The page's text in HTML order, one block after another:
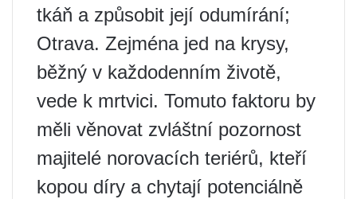
tkáň a způsobit její odumírání;
Otrava. Zejména jed na krysy,
běžný v každodenním životě,
vede k mrtvici. Tomuto faktoru by
měli věnovat zvláštní pozornost
majitelé norovacích teriérů, kteří
kopou díry a chytají potenciálně